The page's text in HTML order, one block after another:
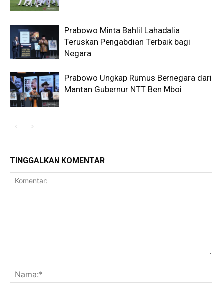
Prabowo Minta Bahlil Lahadalia
Teruskan Pengabdian Terbaik bagi
Negara
Prabowo Ungkap Rumus Bernegara dari
Mantan Gubernur NTT Ben Mboi
TINGGALKAN KOMENTAR